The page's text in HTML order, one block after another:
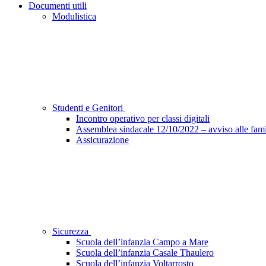
Documenti utili
Modulistica
Studenti e Genitori
Incontro operativo per classi digitali
Assemblea sindacale 12/10/2022 – avviso alle
Assicurazione
Sicurezza
Scuola dell’infanzia Campo a Mare
Scuola dell’infanzia Casale Thaulero
Scuola dell’infanzia Voltarrosto